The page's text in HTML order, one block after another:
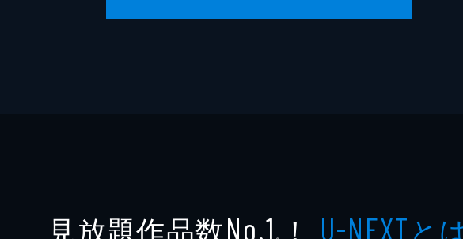
見放題作品数No.1 ！ U-NEXTと